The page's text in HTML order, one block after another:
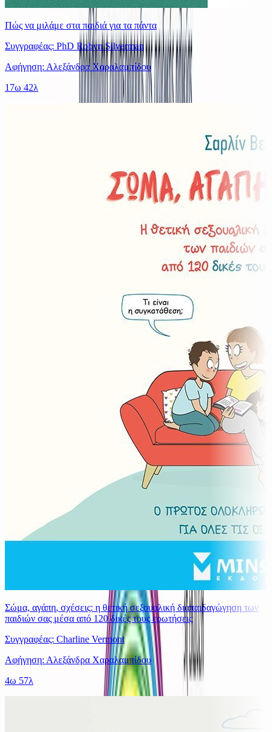
Πώς να μιλάμε στα παιδιά για τα πάντα
Συγγραφέας: PhD Robyn Silverman
Αφήγηση: Αλεξάνδρα Χαραλαμπίδου
17ω 42λ
Σώμα, αγάπη, σχέσεις: η θετική σεξουαλική διαπαιδαγώγηση των
παιδιών σας μέσα από 120 δικές τους ερωτήσεις
Συγγραφέας: Charline Vermont
Αφήγηση: Αλεξάνδρα Χαραλαμπίδου
4ω 57λ